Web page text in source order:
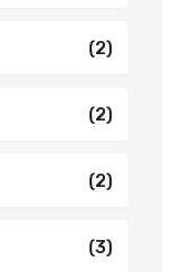
(2)
(2)
(2)
(3)